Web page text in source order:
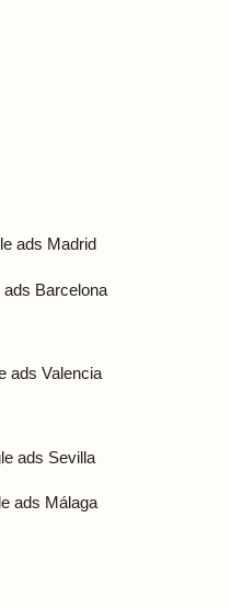
ads Madrid
Barcelona
ads Valencia
ads Sevilla
ads Málaga